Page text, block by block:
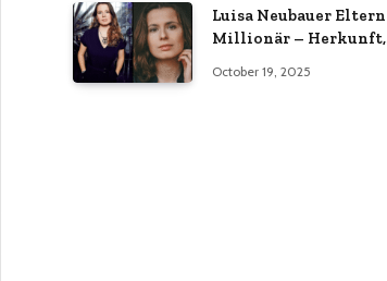
Luisa Neubauer Eltern
Millionär – Herkunft,
October 19, 2025